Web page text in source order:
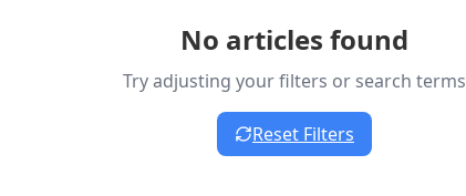
No articles found
Try adjusting your filters or search terms
Reset Filters